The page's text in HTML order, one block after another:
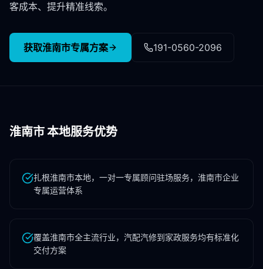
客成本、提升精准线索。
获取淮南市专属方案 191-0560-2096
淮南市本地服务优势
扎根淮南市本地，一对一专属顾问驻场服务，淮南市企业
专属运营体系
覆盖淮南市全主流行业，汽配汽修到家政服务均有标准化
交付方案